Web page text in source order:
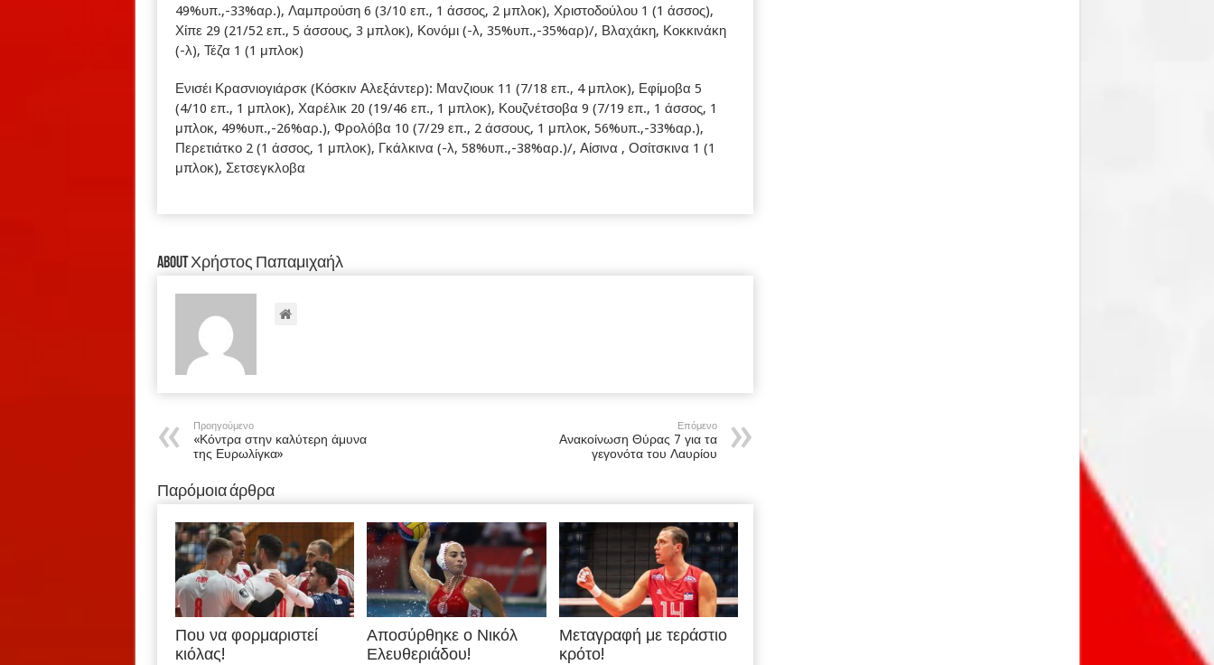
49%υπ.,-33%αρ.), Λαμπρούση 6 (3/10 επ., 1 άσσος, 2 μπλοκ), Χριστοδούλου 1 (1 άσσος),
Χίπε 29 (21/52 επ., 5 άσσους, 3 μπλοκ), Κονόμι (-λ, 35%υπ.,-35%αρ)/, Βλαχάκη, Κοκκινάκη
(-λ), Τέζα 1 (1 μπλοκ)
Ενισέι Κρασνιογιάρσκ (Κόσκιν Αλεξάντερ): Μανζιουκ 11 (7/18 επ., 4 μπλοκ), Εφίμοβα 5
(4/10 επ., 1 μπλοκ), Χαρέλικ 20 (19/46 επ., 1 μπλοκ), Κουζνέτσοβα 9 (7/19 επ., 1 άσσος, 1
μπλοκ, 49%υπ.,-26%αρ.), Φρολόβα 10 (7/29 επ., 2 άσσους, 1 μπλοκ, 56%υπ.,-33%αρ.),
Περετιάτκο 2 (1 άσσος, 1 μπλοκ), Γκάλκινα (-λ, 58%υπ.,-38%αρ.)/, Αίσινα , Οσίτσκινα 1 (1
μπλοκ), Σετσεγκλοβα
About Χρήστος Παπαμιχαήλ
Προηγούμενο
«Κόντρα στην καλύτερη άμυνα
της Ευρωλίγκα»
Επόμενο
Ανακοίνωση Θύρας 7 για τα
γεγονότα του Λαυρίου
Παρόμοια άρθρα
Που να φορμαριστεί
κιόλας!
Αποσύρθηκε ο Νικόλ
Ελευθεριάδου!
Μεταγραφή με τεράστιο
κρότο!